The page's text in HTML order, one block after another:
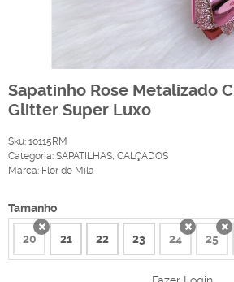
Sapatinho Rose Metalizado
Glitter Super Luxo
Sku: 10115RM
Categoria: SAPATILHAS, CALÇADOS
Marca: Flor de Mila
Tamanho
20x 21 22 23 24x 25x